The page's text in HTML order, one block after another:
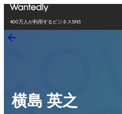
400万人が利用するビジネスSNS
横島 英之